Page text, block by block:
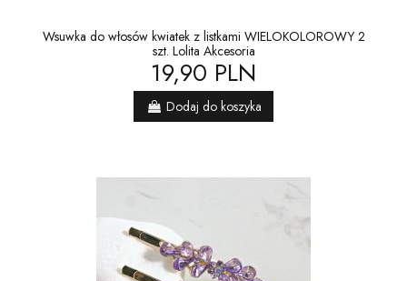
Wsuwka do włosów kwiatek z listkami WIELOKOLOROWY 2
szt. Lolita Akcesoria
19,90 PLN
Dodaj do koszyka